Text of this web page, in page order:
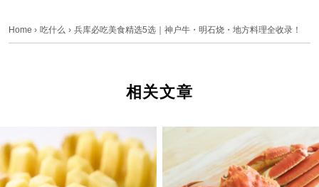
Home › 吃什么 › 兵库必吃美食精选5选｜神户牛・明石烧・地方料理全收录！
相关文章